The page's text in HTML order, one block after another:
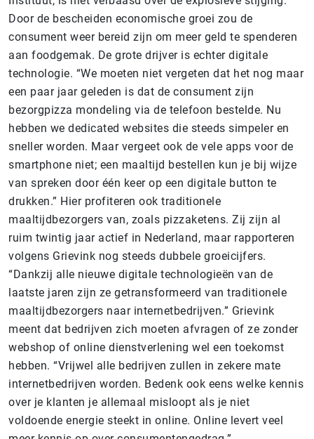
Door de bescheiden economische groei zou de
consument weer bereid zijn om meer geld te spenderen
aan foodgemak. De grote drijver is echter digitale
technologie. “We moeten niet vergeten dat het nog maar
een paar jaar geleden is dat de consument zijn
bezorgpizza mondeling via de telefoon bestelde. Nu
hebben we dedicated websites die steeds simpeler en
sneller worden. Maar vergeet ook de vele apps voor de
smartphone niet; een maaltijd bestellen kun je bij wijze
van spreken door één keer op een digitale button te
drukken.” Hier profiteren ook traditionele
maaltijdbezorgers van, zoals pizzaketens. Zij zijn al
ruim twintig jaar actief in Nederland, maar rapporteren
volgens Grievink nog steeds dubbele groeicijfers.
“Dankzij alle nieuwe digitale technologieën van de
laatste jaren zijn ze getransformeerd van traditionele
maaltijdbezorgers naar internetbedrijven.” Grievink
meent dat bedrijven zich moeten afvragen of ze zonder
webshop of online dienstverlening wel een toekomst
hebben. “Vrijwel alle bedrijven zullen in zekere mate
internetbedrijven worden. Bedenk ook eens welke kennis
over je klanten je allemaal misloopt als je niet
voldoende energie steekt in online. Online levert veel